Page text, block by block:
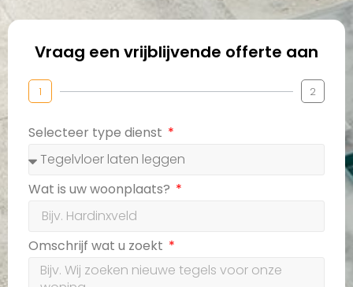
Vraag een vrijblijvende offerte aan
1 2
Selecteer type dienst
Wat is uw woonplaats?
Omschrijf wat u zoekt